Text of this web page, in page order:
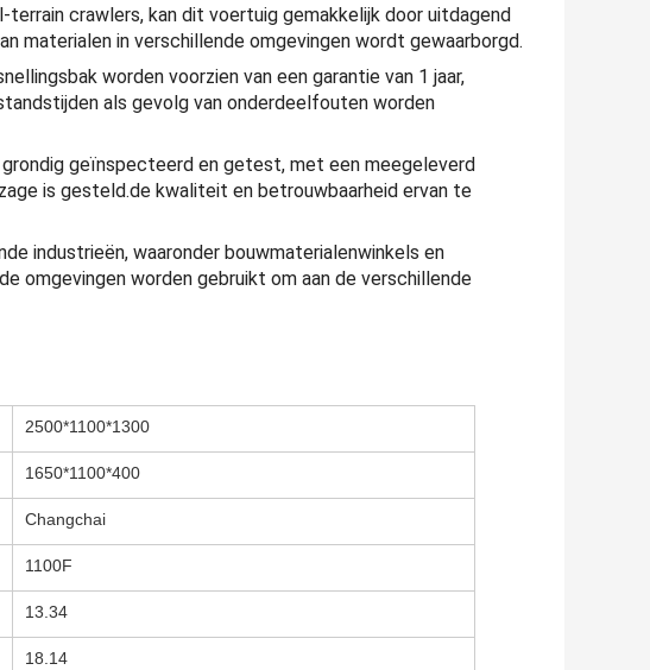
crawlers, kan dit voertuig gemakkelijk door uitdagend
materialen in verschillende omgevingen wordt gewaarborgd.
worden voorzien van een garantie van 1 jaar,
als gevolg van onderdeelfouten worden
geïnspecteerd en getest, met een meegeleverd
is gesteld.de kwaliteit en betrouwbaarheid ervan te
industrieën, waaronder bouwmaterialenwinkels en
omgevingen worden gebruikt om aan de verschillende
2500*1100*1300
1650*1100*400
Changchai
1100F
13.34
18.14